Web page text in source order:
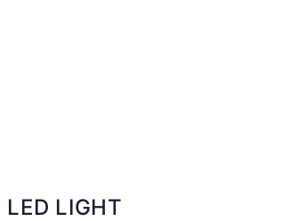
LED LIGHT